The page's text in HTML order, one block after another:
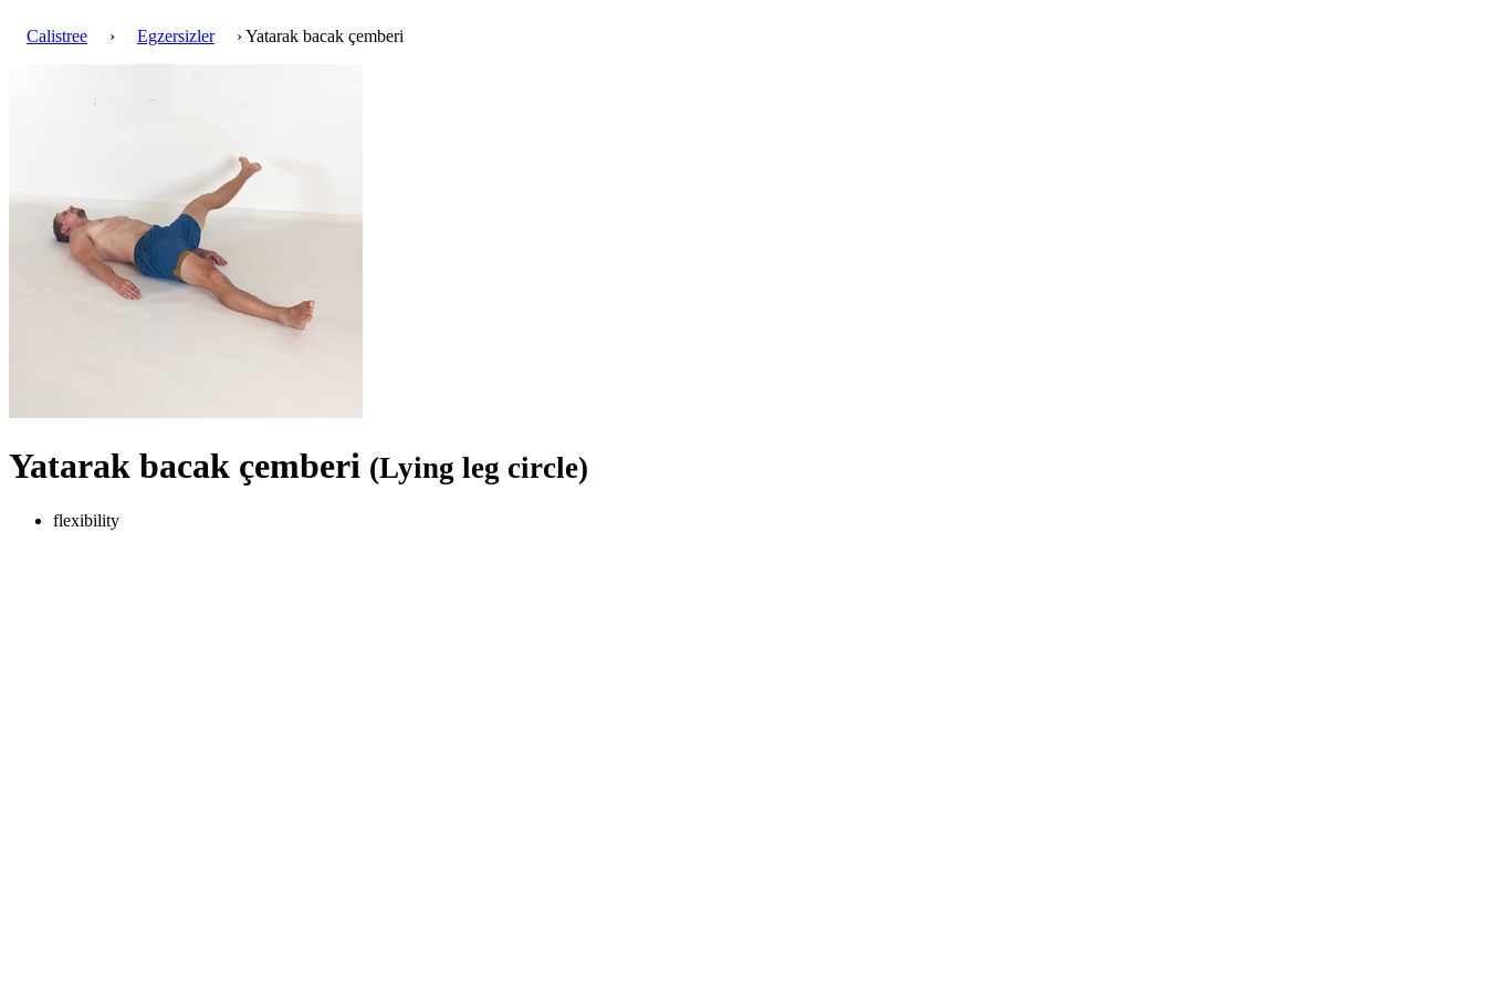
Calistree › Egzersizler › Yatarak bacak çemberi
Yatarak bacak çemberi (Lying leg circle)
flexibility